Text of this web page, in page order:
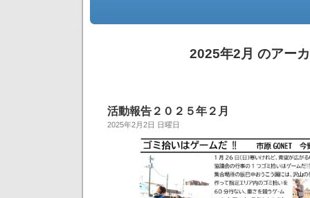
2025年2月 のアー
活動報告２０２５年２月
2025年2月2日 日曜日